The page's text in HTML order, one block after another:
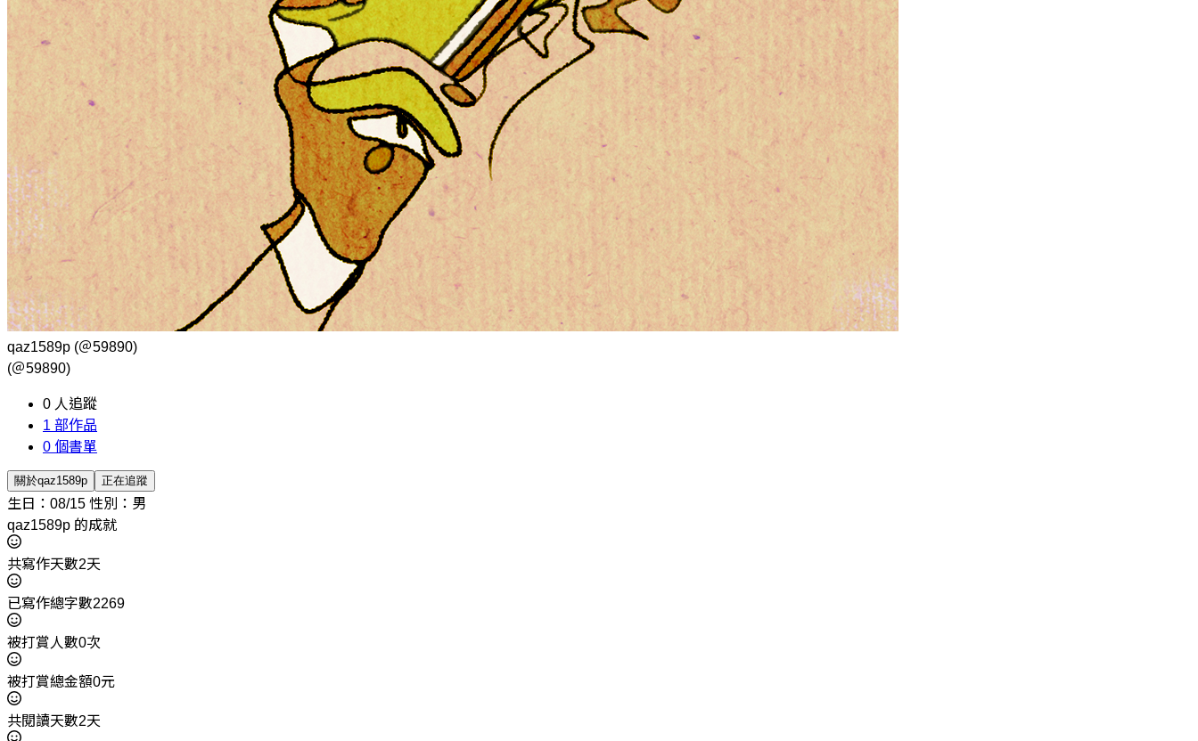
qaz1589p (＠59890)
(＠59890)
0 人追蹤
1 部作品
0 個書單
關於qaz1589p 正在追蹤
生日：08/15 性別：男
qaz1589p 的成就
共寫作天數2天
已寫作總字數2269
被打賞人數0次
被打賞總金額0元
共閱讀天數2天